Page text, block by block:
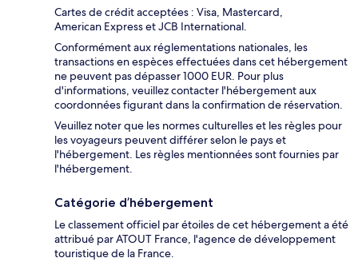
Cartes de crédit acceptées : Visa, Mastercard,
American Express et JCB International.
Conformément aux réglementations nationales, les
transactions en espèces effectuées dans cet hébergement
ne peuvent pas dépasser 1000 EUR. Pour plus
d'informations, veuillez contacter l'hébergement aux
coordonnées figurant dans la confirmation de réservation.
Veuillez noter que les normes culturelles et les règles pour
les voyageurs peuvent différer selon le pays et
l'hébergement. Les règles mentionnées sont fournies par
l'hébergement.
Catégorie d’hébergement
Le classement officiel par étoiles de cet hébergement a été
attribué par ATOUT France, l'agence de développement
touristique de la France.